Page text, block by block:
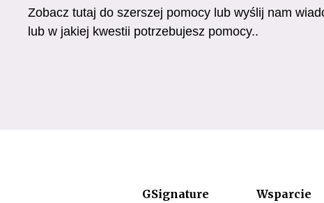
Zobacz tutaj do szerszej pomocy lub wyślij nam
lub w jakiej kwestii potrzebujesz pomocy..
GSignature Wsparcie